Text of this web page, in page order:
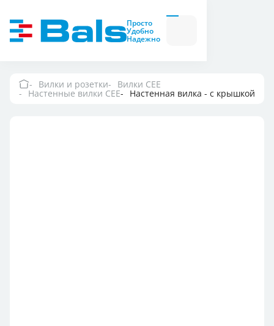
Просто
Удобно
Надежно
Вилки
и
розетки
модули
Вилки и розетки
Компания
Вилки и розетки Вилки CEE
Настенные вилки CEE Настенная вилка - с крышкой